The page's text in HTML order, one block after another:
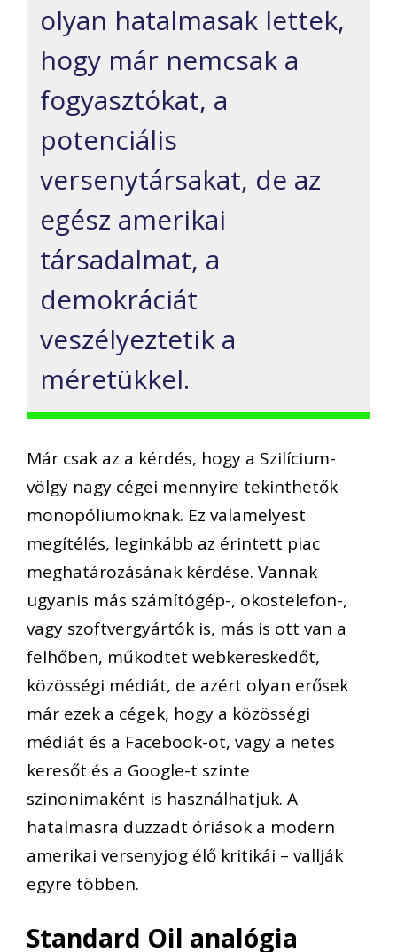
olyan hatalmasak lettek,
hogy már nemcsak a
fogyasztókat, a
potenciális
versenytársakat, de az
egész amerikai
társadalmat, a
demokráciát
veszélyeztetik a
méretükkel.
Már csak az a kérdés, hogy a Szilícium-
völgy nagy cégei mennyire tekinthetők
monopóliumoknak. Ez valamelyest
megítélés, leginkább az érintett piac
meghatározásának kérdése. Vannak
ugyanis más számítógép-, okostelefon-,
vagy szoftvergyártók is, más is ott van a
felhőben, működtet webkereskedőt,
közösségi médiát, de azért olyan erősek
már ezek a cégek, hogy a közösségi
médiát és a Facebook-ot, vagy a netes
keresőt és a Google-t szinte
szinonimaként is használhatjuk. A
hatalmasra duzzadt óriások a modern
amerikai versenyjog élő kritikái – vallják
egyre többen.
Standard Oil analógia